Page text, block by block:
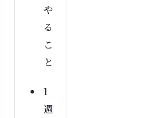
や
る
こ
と
1
週